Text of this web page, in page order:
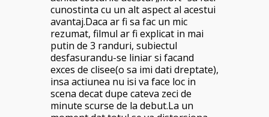
cunostinta cu un alt aspect al acestui
avantaj.Daca ar fi sa fac un mic
rezumat, filmul ar fi explicat in mai
putin de 3 randuri, subiectul
desfasurandu-se liniar si facand
exces de clisee(o sa imi dati dreptate),
insa actiunea nu isi va face loc in
scena decat dupe cateva zeci de
minute scurse de la debut.La un